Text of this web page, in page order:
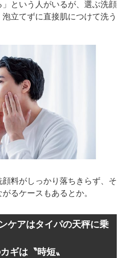
」という人がいるが、選ぶ洗顔
立てずに直接肌につけて洗う
料がしっかり落ちきらず、そ
るケースもあるとか。
ケアはタイパの天秤に乗
ギは〝時短〟